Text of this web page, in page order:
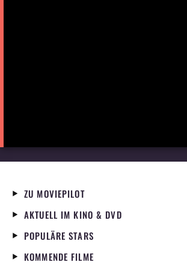
ZU MOVIEPILOT
AKTUELL IM KINO & DVD
POPULÄRE STARS
KOMMENDE FILME